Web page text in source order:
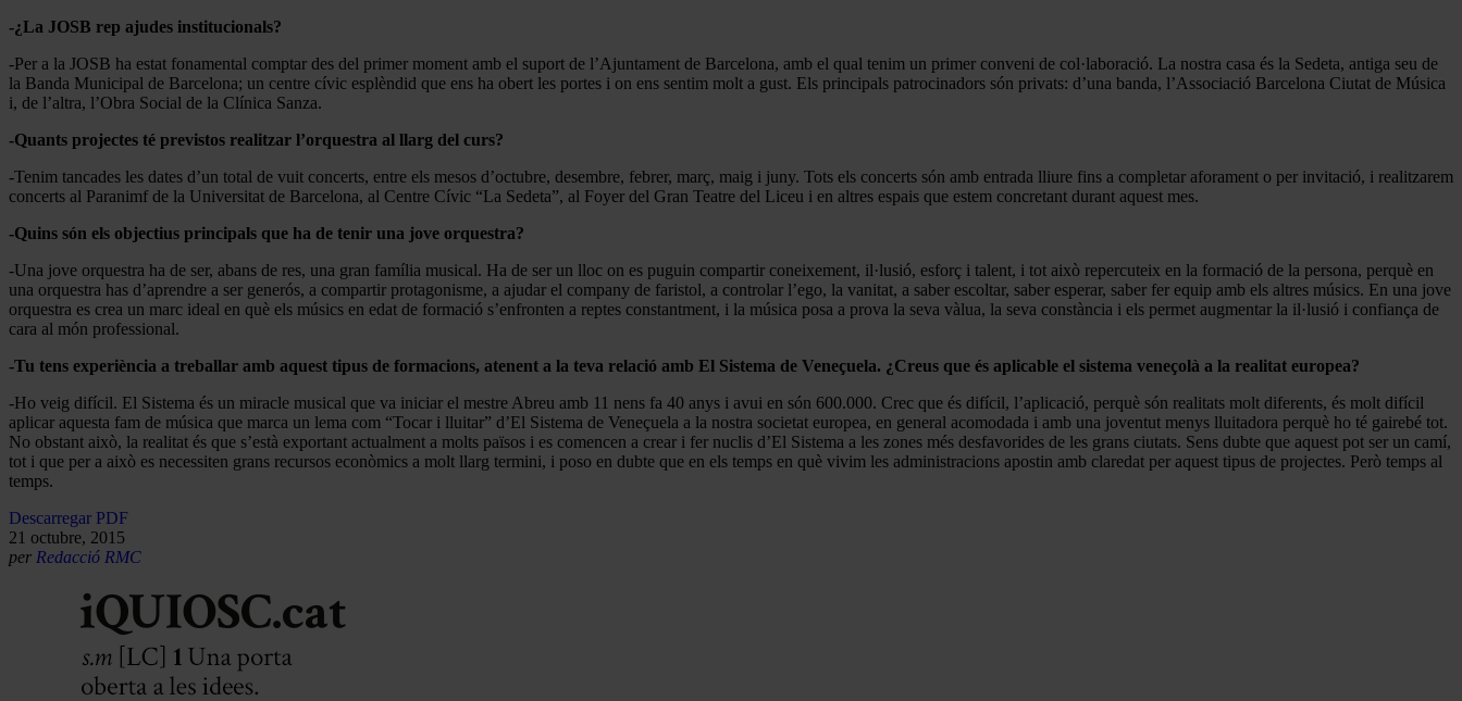
-¿La JOSB rep ajudes institucionals?
-Per a la JOSB ha estat fonamental comptar des del primer moment amb el suport de l’Ajuntament de Barcelona, amb el qual tenim un primer conveni de col·laboració. La nostra casa és la Sedeta, antiga seu de
la Banda Municipal de Barcelona; ​​un centre cívic esplèndid que ens ha obert les portes i on ens sentim molt a gust. Els principals patrocinadors són privats: d’una banda, l’Associació Barcelona Ciutat de Música
i, de l’altra, l’Obra Social de la Clínica Sanza.
-Quants projectes té previstos realitzar l’orquestra al llarg del curs?
-Tenim tancades les dates d’un total de vuit concerts, entre els mesos d’octubre, desembre, febrer, març, maig i juny. Tots els concerts són amb entrada lliure fins a completar aforament o per invitació, i realitzarem
concerts al Paranimf de la Universitat de Barcelona, ​al Centre Cívic “La Sedeta”, al Foyer del Gran Teatre del Liceu i en altres espais que estem concretant durant aquest mes.
-Quins són els objectius principals que ha de tenir una jove orquestra?
-Una jove orquestra ha de ser, abans de res, una gran família musical. Ha de ser un lloc on es puguin compartir coneixement, il·lusió, esforç i talent, i tot això repercuteix en la formació de la persona, perquè en
una orquestra has d’aprendre a ser generós, a compartir protagonisme, a ajudar el company de faristol, a controlar l’ego, la vanitat, a saber escoltar, saber esperar, saber fer equip amb els altres músics. En una jove
orquestra es crea un marc ideal en què els músics en edat de formació s’enfronten a reptes constantment, i la música posa a prova la seva vàlua, la seva constància i els permet augmentar la il·lusió i confiança de
cara al món professional.
-Tu tens experiència a treballar amb aquest tipus de formacions, atenent a la teva relació amb El Sistema de Veneçuela. ¿Creus que és aplicable el sistema veneçolà a la realitat europea?
-Ho veig difícil. El Sistema és un miracle musical que va iniciar el mestre Abreu amb 11 nens fa 40 anys i avui en són 600.000. Crec que és difícil, l’aplicació, perquè són realitats molt diferents, és molt difícil
aplicar aquesta fam de música que marca un lema com “Tocar i lluitar” d’El Sistema de Veneçuela a la nostra societat europea, en general acomodada i amb una joventut menys lluitadora perquè ho té gairebé tot.
No obstant això, la realitat és que s’està exportant actualment a molts països i es comencen a crear i fer nuclis d’El Sistema a les zones més desfavorides de les grans ciutats. Sens dubte que aquest pot ser un camí,
tot i que per a això es necessiten grans recursos econòmics a molt llarg termini, i poso en dubte que en els temps en què vivim les administracions apostin amb claredat per aquest tipus de projectes. Però temps al
temps.
Descarregar PDF
21 octubre, 2015
per Redacció RMC